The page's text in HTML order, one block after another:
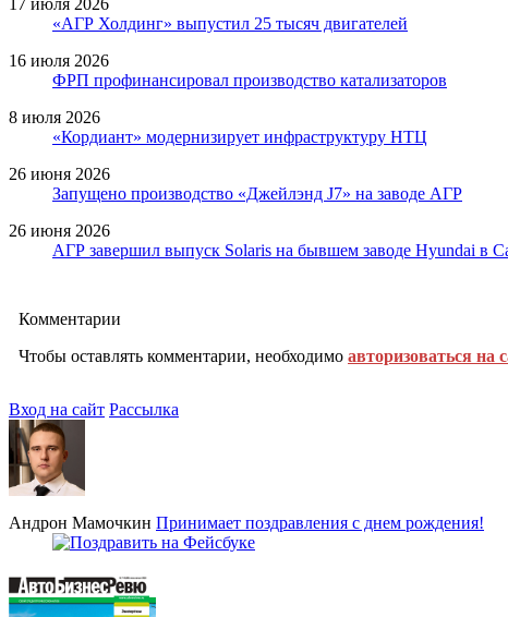
«АГР Холдинг» выпустил 25 тысяч двигателей
16 июля 2026
ФРП профинансировал производство катализаторов
8 июля 2026
«Кордиант» модернизирует инфраструктуру НТЦ
26 июня 2026
Запущено производство «Джейлэнд J7» на заводе АГР
26 июня 2026
АГР завершил выпуск Solaris на бывшем заводе Hyundai в
Комментарии
Чтобы оставлять комментарии, необходимо авторизоваться на
Вход на сайт Рассылка
Андрон Мамочкин Принимает поздравления с днем рождения!